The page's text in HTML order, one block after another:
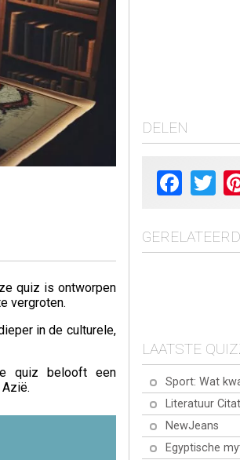
quiz is ontworpen
vergroten.
in de culturele,
quiz belooft een
DELEN
Facebook
LAATSTE
Sport: Wat
Literatuur
NewJeans
Egyptische